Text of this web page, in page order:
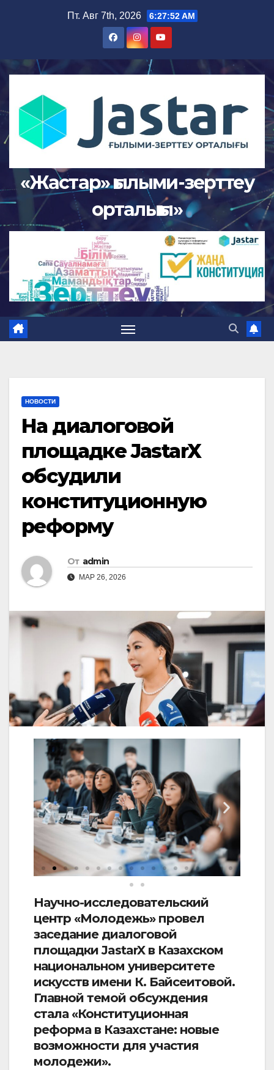
Пт. Авг 7th, 2026 6:27:53 AM
«Жастар» ғылыми-зерттеу
орталығы»
НОВОСТИ
На диалоговой
площадке JastarX
обсудили
конституционную
реформу
От admin
МАР 26, 2026
Научно-исследовательский
центр «Молодежь» провел
заседание диалоговой
площадки JastarX в Казахском
национальном университете
искусств имени К. Байсеитовой.
Главной темой обсуждения
стала «Конституционная
реформа в Казахстане: новые
возможности для участия
молодежи».